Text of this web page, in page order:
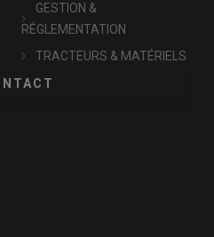
GESTION &
RÉGLEMENTATION
TRACTEURS & MATÉRIELS